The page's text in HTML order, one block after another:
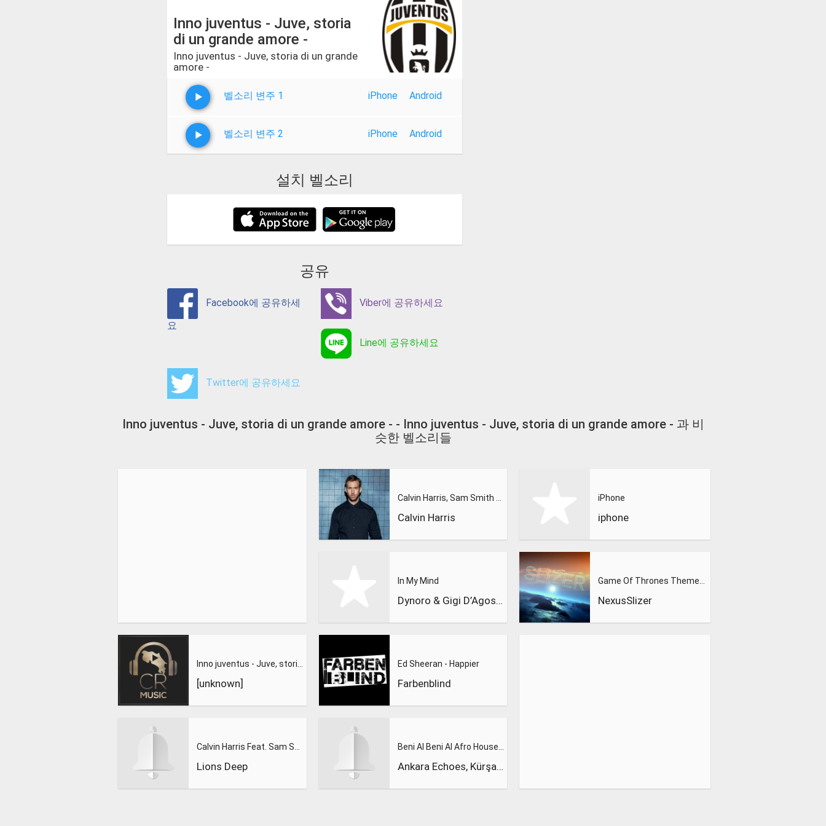
Inno juventus - Juve, storia
di un grande amore -
Inno juventus - Juve, storia di un grande
amore -
벨소리 변주 1 iPhone Android
벨소리 변주 2 iPhone Android
설치 벨소리
공유
Facebook에 공유하세
요
Viber에 공유하세요
Line에 공유하세요
Twitter에 공유하세요
Inno juventus - Juve, storia di un grande amore - - Inno juventus - Juve, storia di un grande amore - 과 비
슷한 벨소리들
[unknown]
Lions Deep
Calvin Harris
In My Mind
Dynoro & Gigi D’Agostino
Ed Sheeran - Happier
Farbenblind
Ankara Echoes, Kürşad Kahraman
iPhone
iphone
NexusSlizer